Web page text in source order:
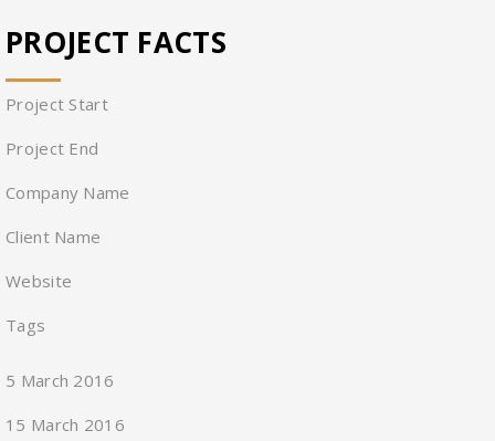
PROJECT FACTS
Project Start
Project End
Company Name
Client Name
Website
Tags
5 March 2016
15 March 2016